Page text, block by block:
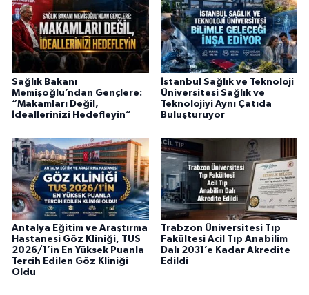
Sağlık Bakanı
Memişoğlu’ndan Gençlere:
“Makamları Değil,
İdeallerinizi Hedefleyin”
İstanbul Sağlık ve Teknoloji
Üniversitesi Sağlık ve
Teknolojiyi Aynı Çatıda
Buluşturuyor
Antalya Eğitim ve Araştırma
Hastanesi Göz Kliniği, TUS
2026/1’in En Yüksek Puanla
Tercih Edilen Göz Kliniği
Oldu
Trabzon Üniversitesi Tıp
Fakültesi Acil Tıp Anabilim
Dalı 2031’e Kadar Akredite
Edildi